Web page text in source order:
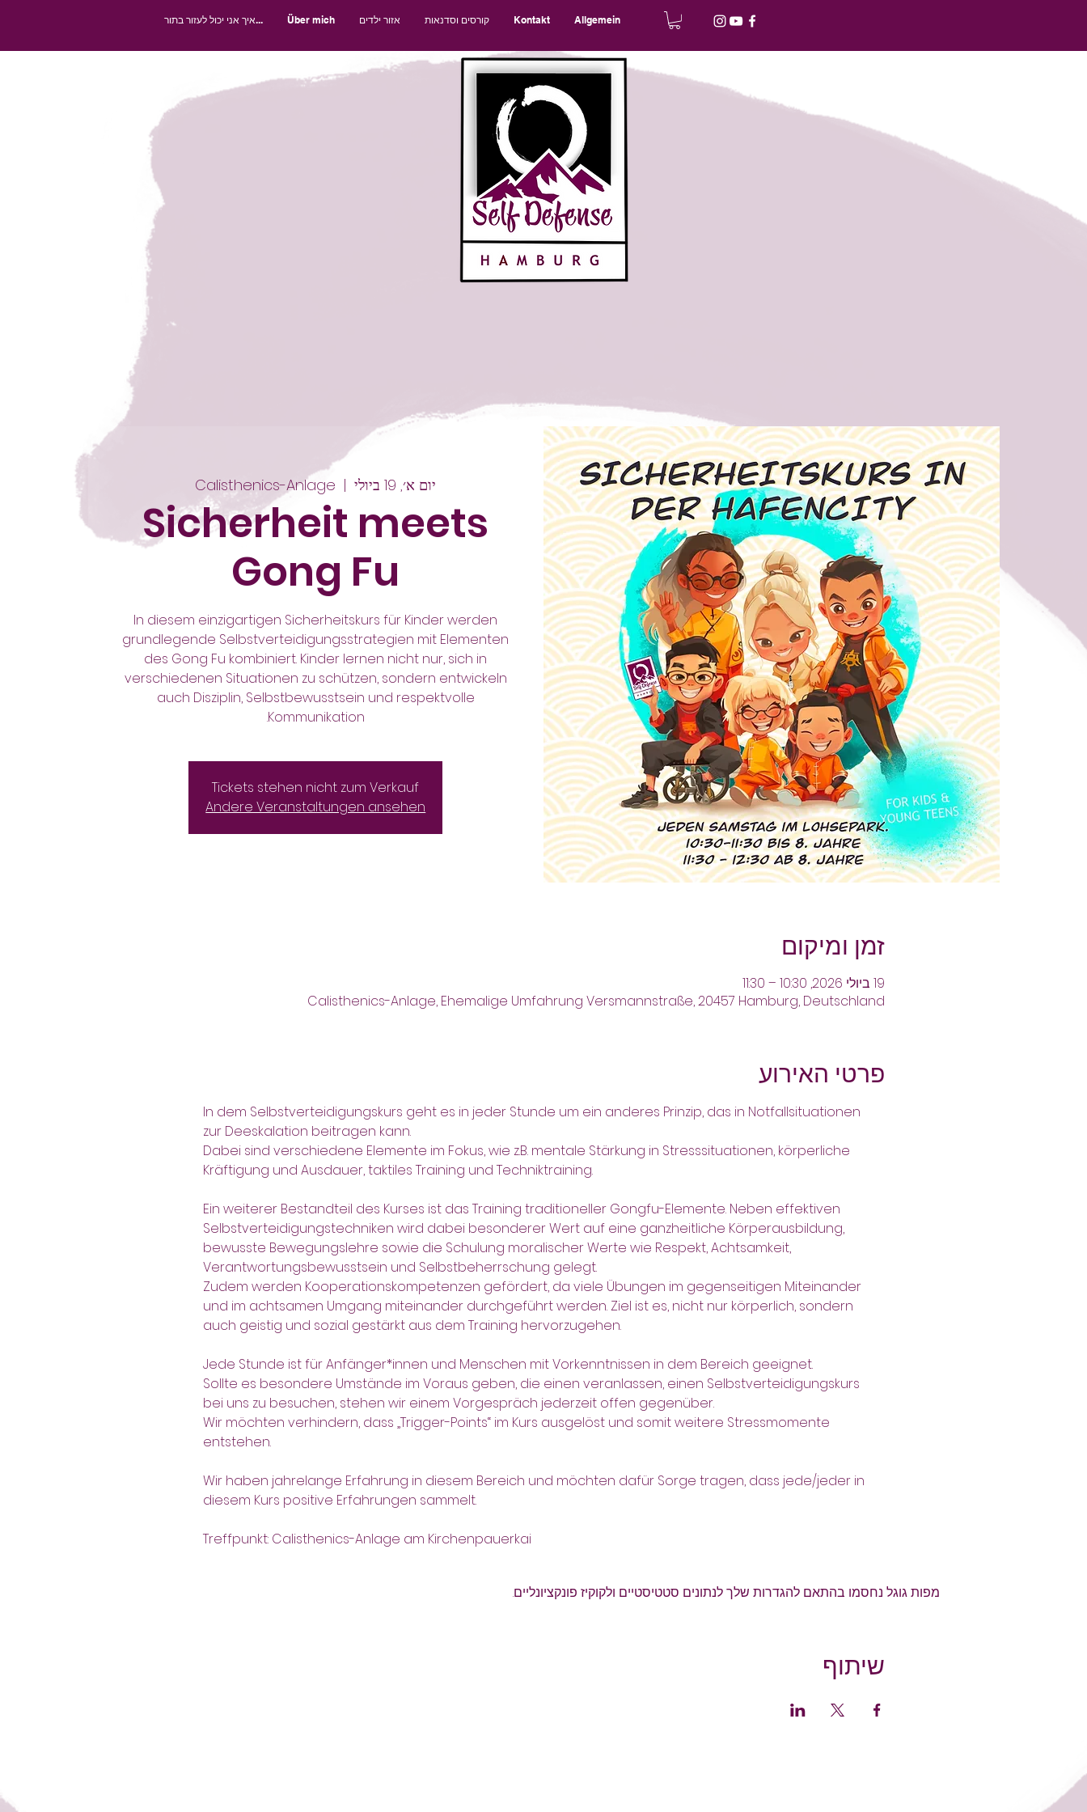
איך אני יכול לעזור בתור... Über mich אזור ילדים קורסים וסדנאות Kontakt Allgemein
יום א׳, 19 ביולי
  |
Calisthenics-Anlage
Sicherheit meets
Gong Fu
In diesem einzigartigen Sicherheitskurs für Kinder werden
grundlegende Selbstverteidigungsstrategien mit Elementen
des Gong Fu kombiniert. Kinder lernen nicht nur, sich in
verschiedenen Situationen zu schützen, sondern entwickeln
auch Disziplin, Selbstbewusstsein und respektvolle
Kommunikation.
Tickets stehen nicht zum Verkauf
Andere Veranstaltungen ansehen
זמן ומיקום
19 ביולי 2026, 10:30 – 11:30
Calisthenics-Anlage, Ehemalige Umfahrung Versmannstraße, 20457 Hamburg, Deutschland
פרטי האירוע
In dem Selbstverteidigungskurs geht es in jeder Stunde um ein anderes Prinzip, das in Notfallsituationen
zur Deeskalation beitragen kann.
Dabei sind verschiedene Elemente im Fokus, wie z.B. mentale Stärkung in Stresssituationen, körperliche
Kräftigung und Ausdauer, taktiles Training und Techniktraining.
Ein weiterer Bestandteil des Kurses ist das Training traditioneller Gongfu-Elemente. Neben effektiven
Selbstverteidigungstechniken wird dabei besonderer Wert auf eine ganzheitliche Körperausbildung,
bewusste Bewegungslehre sowie die Schulung moralischer Werte wie Respekt, Achtsamkeit,
Verantwortungsbewusstsein und Selbstbeherrschung gelegt.
Zudem werden Kooperationskompetenzen gefördert, da viele Übungen im gegenseitigen Miteinander
und im achtsamen Umgang miteinander durchgeführt werden. Ziel ist es, nicht nur körperlich, sondern
auch geistig und sozial gestärkt aus dem Training hervorzugehen.
Jede Stunde ist für Anfänger*innen und Menschen mit Vorkenntnissen in dem Bereich geeignet.
Sollte es besondere Umstände im Voraus geben, die einen veranlassen, einen Selbstverteidigungskurs
bei uns zu besuchen, stehen wir einem Vorgespräch jederzeit offen gegenüber.
Wir möchten verhindern, dass „Trigger-Points“ im Kurs ausgelöst und somit weitere Stressmomente
entstehen.
Wir haben jahrelange Erfahrung in diesem Bereich und möchten dafür Sorge tragen, dass jede/jeder in
diesem Kurs positive Erfahrungen sammelt.
Treffpunkt: Calisthenics-Anlage am Kirchenpauerkai
מפות גוגל נחסמו בהתאם להגדרות שלך לנתונים סטטיסטיים ולקוקיז פונקציונליים.
שיתוף